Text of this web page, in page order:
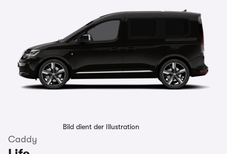
Bild dient der Illustration
Caddy